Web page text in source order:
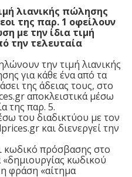
λιανικής πώλησης
της παρ. 1 οφείλουν
με την ίδια τιμή
την τελευταία
την τιμή λιανικής
για κάθε ένα από τα
της άδειας τους, στο
αποκλειστικά μέσω
της παρ. 5.
του διαδικτύου με τον
και διενεργεί την
κωδικό πρόσβασης στο
κωδικού
φράση «αίτημα